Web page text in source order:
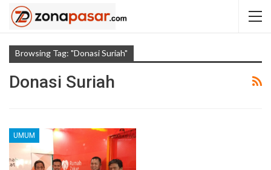
Browsing Tag: "Donasi Suriah"
Donasi Suriah
UMUM